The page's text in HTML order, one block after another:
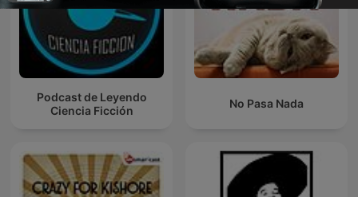
Podcast de Leyendo
Ciencia Ficción
No Pasa Nada